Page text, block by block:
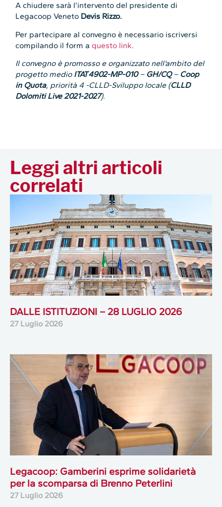
A chiudere sarà l’intervento del presidente di
Legacoop Veneto Devis Rizzo.
Per partecipare al convegno è necessario iscriversi
compilando il form aquesto link.
Il convegno è promosso e organizzato nell’ambito del
progetto medio ITAT4902-MP-010 – GH/CQ – Coop
in Quota, priorità 4 -CLLD-Sviluppo locale (CLLD
Dolomiti Live 2021-2027).
Leggi altri articoli
correlati
DALLE ISTITUZIONI – 28 LUGLIO 2026
27 Luglio 2026
Legacoop: Gamberini esprime solidarietà
per la scomparsa di Brenno Peterlini
27 Luglio 2026